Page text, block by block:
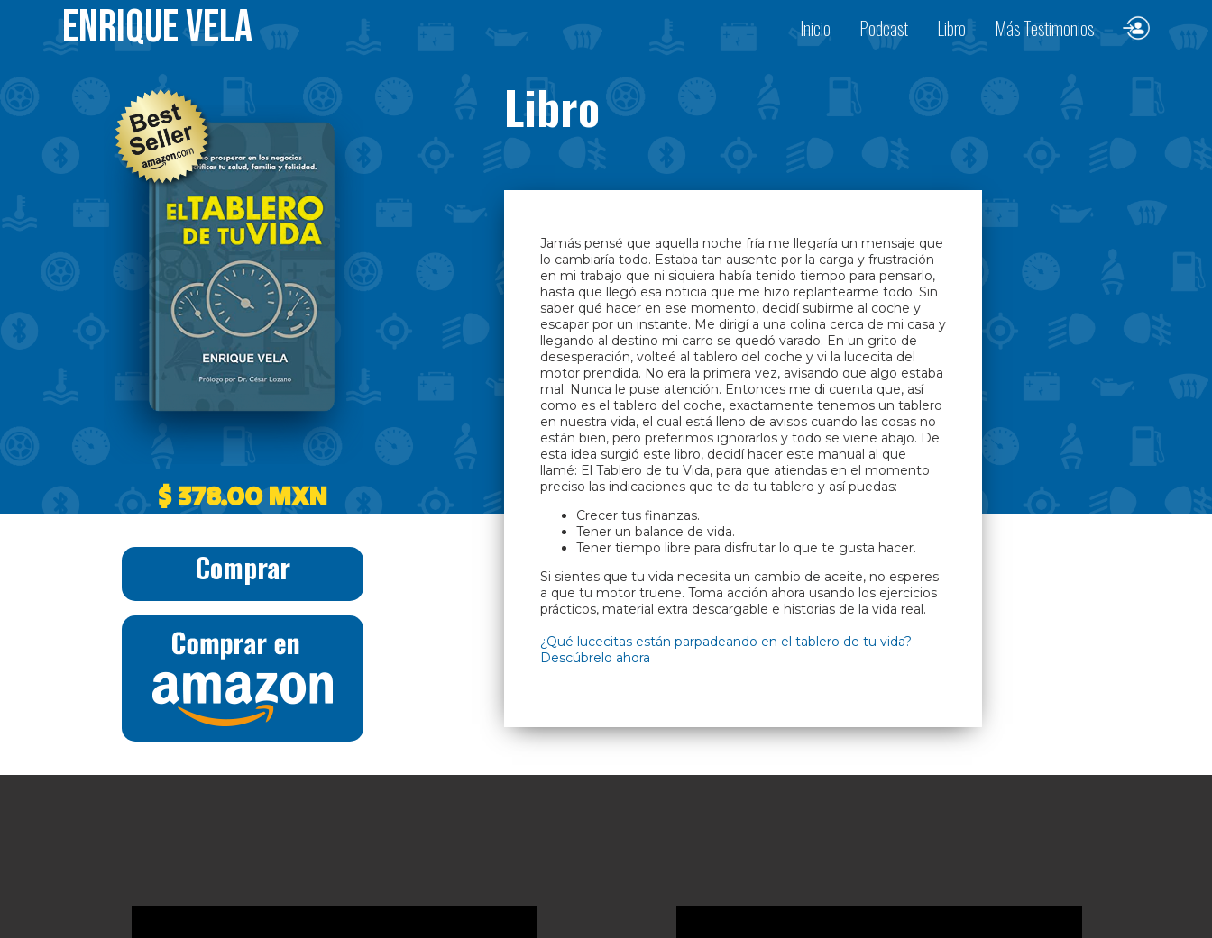
ENRIQUE VELA Inicio Podcast Libro Más Testimonios
Libro
Jamás pensé que aquella noche fría me llegaría un mensaje que
lo cambiaría todo. Estaba tan ausente por la carga y frustración
en mi trabajo que ni siquiera había tenido tiempo para pensarlo,
hasta que llegó esa noticia que me hizo replantearme todo. Sin
saber qué hacer en ese momento, decidí subirme al coche y
escapar por un instante. Me dirigí a una colina cerca de mi casa y
llegando al destino mi carro se quedó varado. En un grito de
desesperación, volteé al tablero del coche y vi la lucecita del
motor prendida. No era la primera vez, avisando que algo estaba
mal. Nunca le puse atención. Entonces me di cuenta que, así
como es el tablero del coche, exactamente tenemos un tablero
en nuestra vida, el cual está lleno de avisos cuando las cosas no
están bien, pero preferimos ignorarlos y todo se viene abajo. De
esta idea surgió este libro, decidí hacer este manual al que
llamé: El Tablero de tu Vida, para que atiendas en el momento
preciso las indicaciones que te da tu tablero y así puedas:
Crecer tus finanzas.
Tener un balance de vida.
Tener tiempo libre para disfrutar lo que te gusta hacer.
Si sientes que tu vida necesita un cambio de aceite, no esperes
a que tu motor truene. Toma acción ahora usando los ejercicios
prácticos, material extra descargable e historias de la vida real.
¿Qué lucecitas están parpadeando en el tablero de tu vida?
Descúbrelo ahora
$ 378.00 MXN
Comprar